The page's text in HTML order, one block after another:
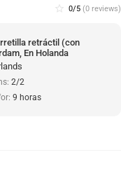
star_border 0/5 (0 reviews)
retráctil (con
En Holanda
2/2
9 horas